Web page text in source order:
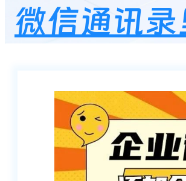
微信通讯录